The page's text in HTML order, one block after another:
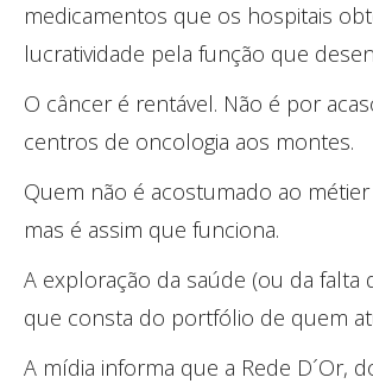
medicamentos que os hospitais
lucratividade pela função que
O câncer é rentável. Não é por
centros de oncologia aos montes.
Quem não é acostumado ao
mas é assim que funciona.
A exploração da saúde (ou da falta
que consta do portfólio de quem
A mídia informa que a Rede D´Or,